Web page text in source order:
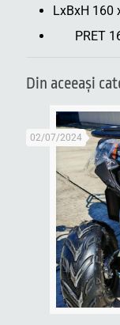
LxBxH 160
PRET
Din aceeaşi
02/07/2024